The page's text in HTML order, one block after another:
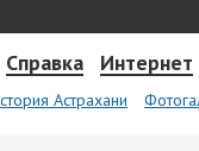
Справка Интернет
Астрахани